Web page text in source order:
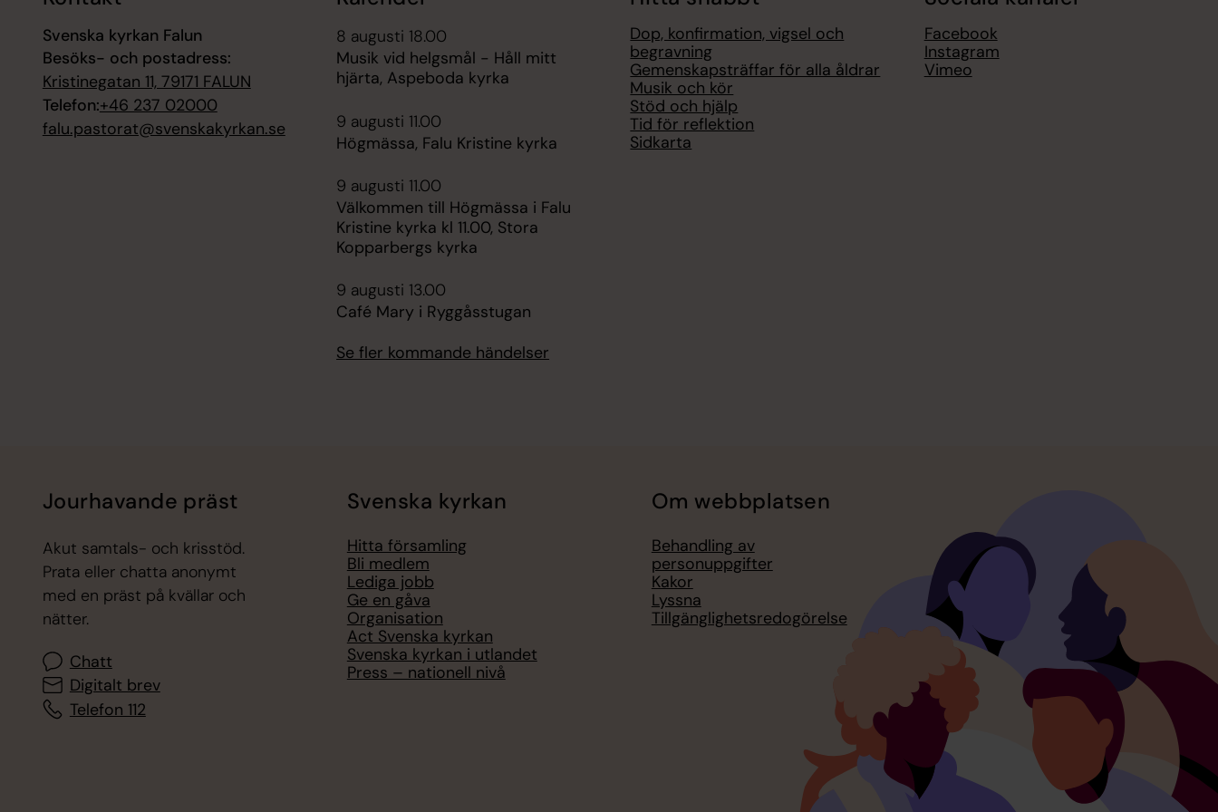
Svenska kyrkan Falun
Besöks- och postadress:
Kristinegatan 11, 79171 FALUN
Telefon:+46 237 02000
falu.pastorat@svenskakyrkan.se
8 augusti 18.00
Musik vid helgsmål - Håll mitt
hjärta, Aspeboda kyrka
9 augusti 11.00
Högmässa, Falu Kristine kyrka
9 augusti 11.00
Välkommen till Högmässa i Falu
Kristine kyrka kl 11.00, Stora
Kopparbergs kyrka
9 augusti 13.00
Café Mary i Ryggåsstugan
Se fler kommande händelser
Dop, konfirmation, vigsel och
begravning
Gemenskapsträffar för alla åldrar
Musik och kör
Stöd och hjälp
Tid för reflektion
Sidkarta
Facebook
Instagram
Vimeo
Jourhavande präst
Akut samtals- och krisstöd.
Prata eller chatta anonymt
med en präst på kvällar och
nätter.
Chatt
Digitalt brev
Telefon 112
Svenska kyrkan
Hitta församling
Bli medlem
Lediga jobb
Ge en gåva
Organisation
Act Svenska kyrkan
Svenska kyrkan i utlandet
Press – nationell nivå
Om webbplatsen
Behandling av
personuppgifter
Kakor
Lyssna
Tillgänglighetsredogörelse